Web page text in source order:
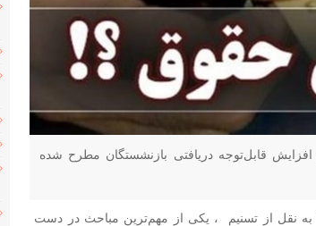
افزایش قابل‌توجه دریافتی بازنشستگان مطرح شده
به گزارش پایگاه خبری – تحلیلی رواج ۲۴ به نقل از تسنیم ، یکی از مهم‌ترین مباحث در دست